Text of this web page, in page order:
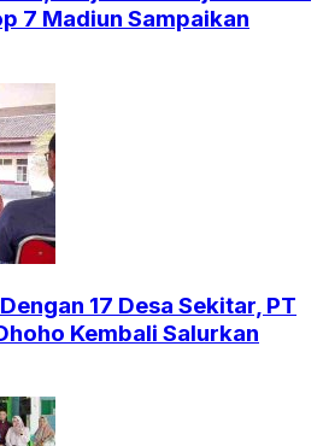
7 Madiun Sampaikan
17 Desa Sekitar, PT
Kembali Salurkan